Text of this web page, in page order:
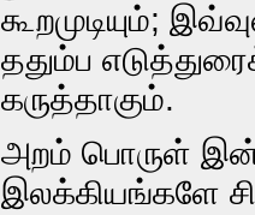
கூறமுடியும்‌;
ததும்ப
கருத்தாகும்‌.
அறம்‌ பொருள்‌
இலக்கியங்களே